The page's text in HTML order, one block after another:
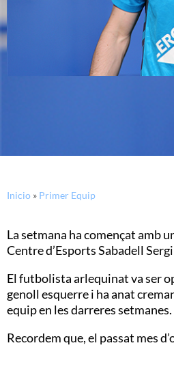
Inicio » Primer Equip
La setmana ha començat amb
Centre d’Esports Sabadell
El futbolista arlequinat va ser
genoll esquerre i ha anat
equip en les darreres setmanes.
Recordem que, el passat mes